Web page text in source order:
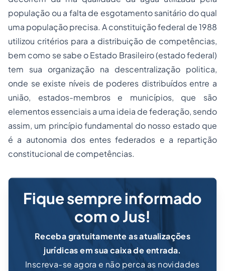
população ou a falta de esgotamento sanitário do qual
uma população precisa. A constituição federal de 1988
utilizou critérios para a distribuição de competências,
bem como se sabe o Estado Brasileiro (estado federal)
tem sua organização na descentralização politica,
onde se existe níveis de poderes distribuídos entre a
união, estados-membros e municípios, que são
elementos essenciais a uma ideia de federação, sendo
assim, um princípio fundamental do nosso estado que
é a autonomia dos entes federados e a repartição
constitucional de competências.
Fique sempre informado
com o Jus!
Receba gratuitamente as atualizações
jurídicas em sua caixa de entrada.
Inscreva-se agora e não perca as novidades